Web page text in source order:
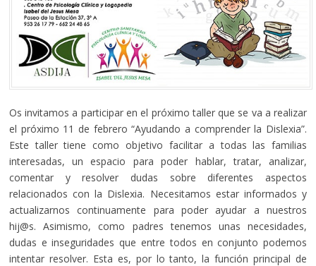
Os invitamos a participar en el próximo taller que se va a realizar
el próximo 11 de febrero “Ayudando a comprender la Dislexia”.
Este taller tiene como objetivo facilitar a todas las familias
interesadas, un espacio para poder hablar, tratar, analizar,
comentar y resolver dudas sobre diferentes aspectos
relacionados con la Dislexia. Necesitamos estar informados y
actualizarnos continuamente para poder ayudar a nuestros
hij@s. Asimismo, como padres tenemos unas necesidades,
dudas e inseguridades que entre todos en conjunto podemos
intentar resolver. Esta es, por lo tanto, la función principal de